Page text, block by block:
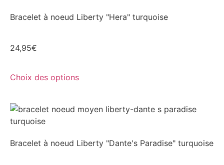
Bracelet à noeud Liberty "Hera" turquoise
24,95€
Choix des options
Bracelet à noeud Liberty "Dante's Paradise" turquoise